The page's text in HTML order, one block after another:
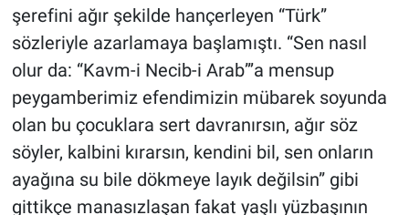
şerefini ağır şekilde hançerleyen “Türk”
sözleriyle azarlamaya başlamıştı. “Sen nasıl
olur da: “Kavm-i Necib-i Arab”’a mensup
peygamberimiz efendimizin mübarek soyunda
olan bu çocuklara sert davranırsın, ağır söz
söyler, kalbini kırarsın, kendini bil, sen onların
ayağına su bile dökmeye layık değilsin” gibi
gittikçe manasızlaşan fakat yaşlı yüzbaşının